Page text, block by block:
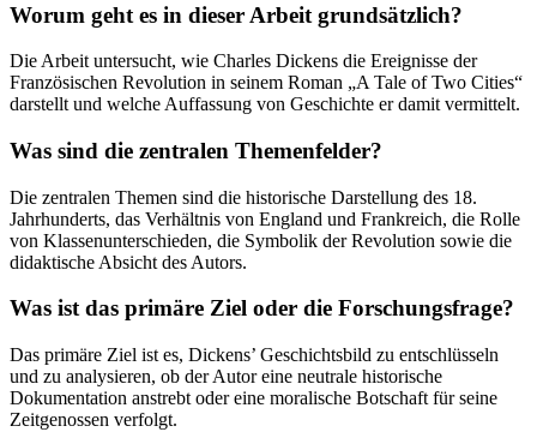
Worum geht es in dieser Arbeit grundsätzlich?
Die Arbeit untersucht, wie Charles Dickens die Ereignisse der
Französischen Revolution in seinem Roman „A Tale of Two Cities“
darstellt und welche Auffassung von Geschichte er damit vermittelt.
Was sind die zentralen Themenfelder?
Die zentralen Themen sind die historische Darstellung des 18.
Jahrhunderts, das Verhältnis von England und Frankreich, die Rolle
von Klassenunterschieden, die Symbolik der Revolution sowie die
didaktische Absicht des Autors.
Was ist das primäre Ziel oder die Forschungsfrage?
Das primäre Ziel ist es, Dickens’ Geschichtsbild zu entschlüsseln
und zu analysieren, ob der Autor eine neutrale historische
Dokumentation anstrebt oder eine moralische Botschaft für seine
Zeitgenossen verfolgt.